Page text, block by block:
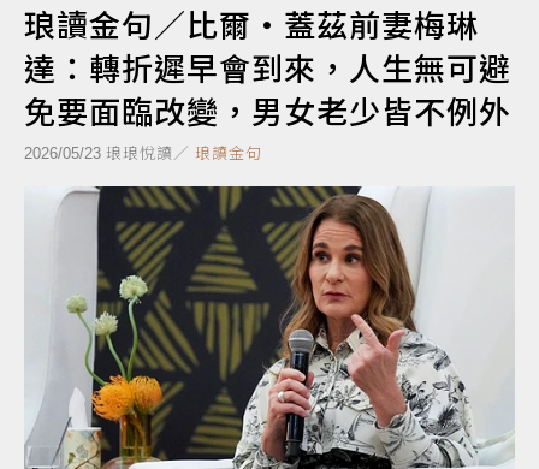
琅讀金句／比爾‧蓋茲前妻梅琳
達：轉折遲早會到來，人生無可避
免要面臨改變，男女老少皆不例外
2026/05/23 琅琅悅讀／ 琅讀金句